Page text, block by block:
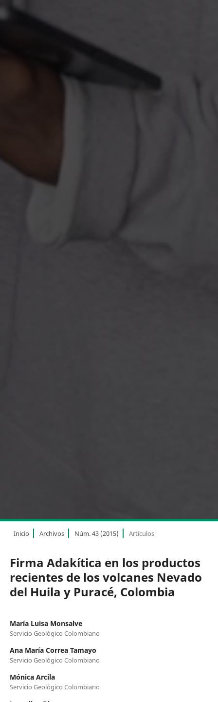
Inicio Archivos Núm. 43 (2015) Artículos
Firma Adakítica en los productos
recientes de los volcanes Nevado
del Huila y Puracé, Colombia
María Luisa Monsalve
Servicio Geológico Colombiano
Ana María Correa Tamayo
Servicio Geológico Colombiano
Mónica Arcila
Servicio Geológico Colombiano